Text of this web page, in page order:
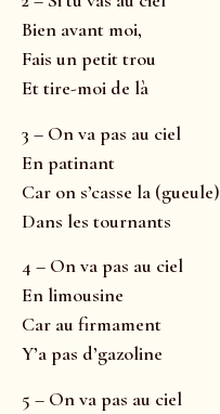
Bien avant moi,
Fais un petit trou
Et tire-moi de là
3 – On va pas au ciel
En patinant
Car on s’casse la (gueule)
Dans les tournants
4 – On va pas au ciel
En limousine
Car au firmament
Y’a pas d’gazoline
5 – On va pas au ciel